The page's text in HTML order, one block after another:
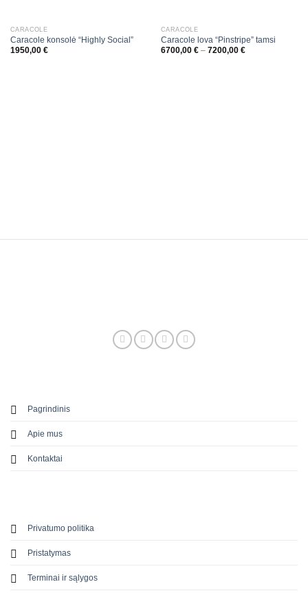
CARACOLE
Caracole konsolė “Highly Social”
1950,00 €
CARACOLE
Caracole lova “Pinstripe” tamsi
6700,00 €– 7200,00 €
Pagrindinis
Apie mus
Kontaktai
Privatumo politika
Pristatymas
Terminai ir sąlygos